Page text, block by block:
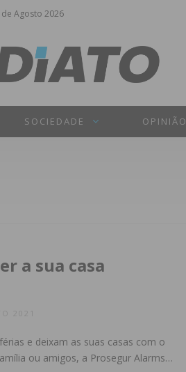
Agosto 2026
SOCIEDADE OPINIÃO
a sua casa
2021
e deixam as suas casas com o
ou amigos, a Prosegur Alarms…